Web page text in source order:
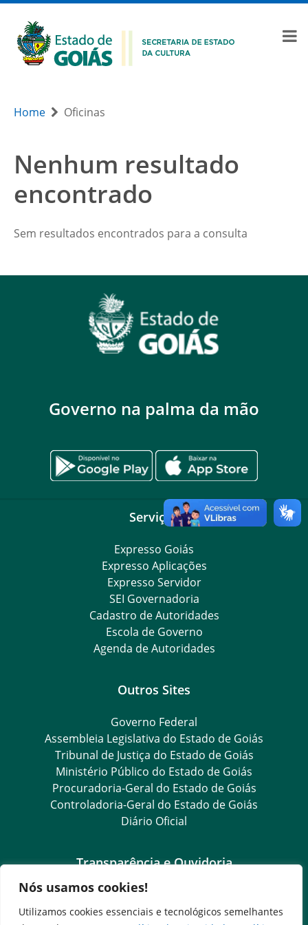
Nós usamos cookies!
Utilizamos cookies essenciais e tecnológicos semelhantes
Home Oficinas
Nenhum resultado
encontrado
Sem resultados encontrados para a consulta
Governo na palma da mão
Serviços
Expresso Goiás
Expresso Aplicações
Expresso Servidor
SEI Governadoria
Cadastro de Autoridades
Escola de Governo
Agenda de Autoridades
Outros Sites
Governo Federal
Assembleia Legislativa do Estado de Goiás
Tribunal de Justiça do Estado de Goiás
Ministério Público do Estado de Goiás
Procuradoria-Geral do Estado de Goiás
Controladoria-Geral do Estado de Goiás
Diário Oficial
Transparência e Ouvidoria
LGPD
Goiás Transparência